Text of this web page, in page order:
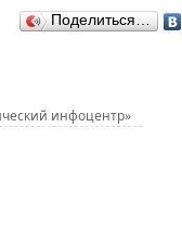
Поделиться…
инфоцентр»